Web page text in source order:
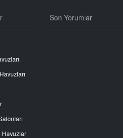
Havuzlar
Son Yorumlar